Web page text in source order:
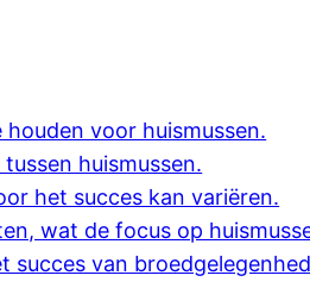
voor huismussen.
huismussen.
het succes kan variëren.
wat de focus op
van